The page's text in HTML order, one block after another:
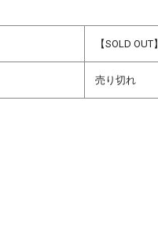
【SOLD OUT】
売り切れ